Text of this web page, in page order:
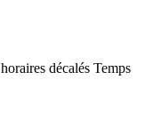
décalés Temps